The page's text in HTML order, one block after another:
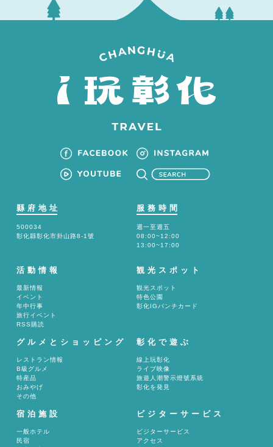
縣府地址
500034
彰化縣彰化市卦山路8-1號
服務時間
週一至週五
08:00~12:00
13:00~17:00
活動情報
最新情報
イベント
年中行事
旅行イベント
RSS購読
観光スポット
観光スポット
特色公園
彰化IGパンチカード
グルメとショッピング
レストラン情報
B級グルメ
特産品
おみやげ
その他
彰化で遊ぶ
線上玩彰化
ライブ映像
旅遊人潮警示燈號系統
彰化を発見
宿泊施設
一般ホテル
民宿
ビジターサービス
ビジターサービス
アクセス